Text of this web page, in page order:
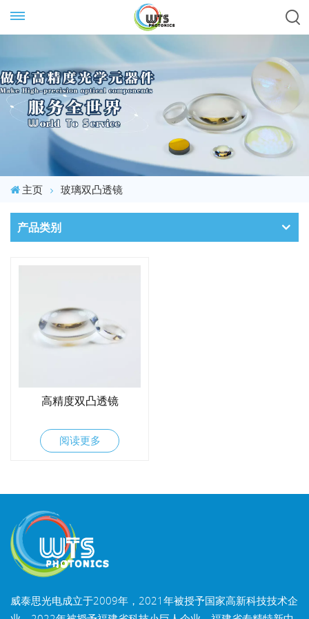
主页 玻璃双凸透镜
产品类别
高精度双凸透镜
阅读更多
威泰思光电成立于2009年，2021年被授予国家高新科技技术企